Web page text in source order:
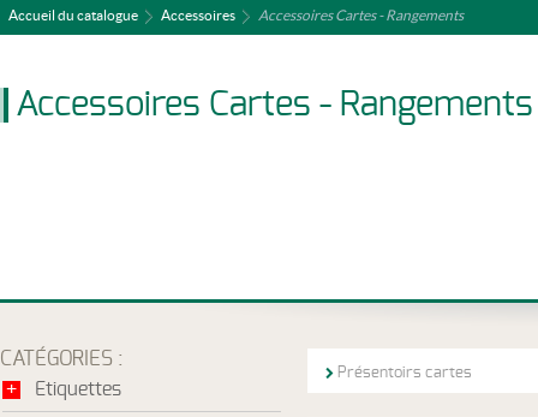
Accueil du catalogue Accessoires Accessoires Cartes - Rangements
Accessoires Cartes - Rangements
CATÉGORIES :
+ Etiquettes
Présentoirs cartes